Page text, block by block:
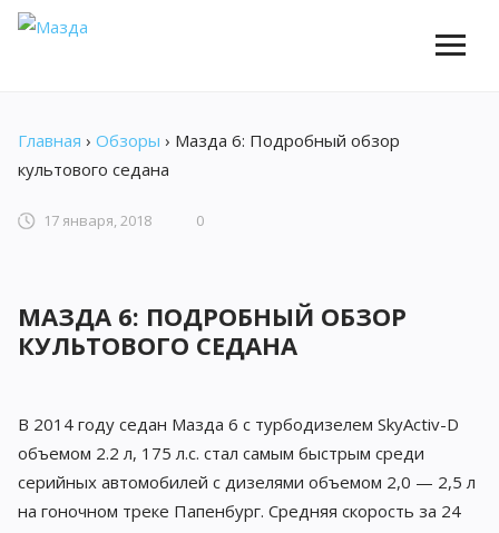
Главная › Обзоры › Мазда 6: Подробный обзор
культового седана
17 января, 2018 0
МАЗДА 6: ПОДРОБНЫЙ ОБЗОР
КУЛЬТОВОГО СЕДАНА
В 2014 году седан Мазда 6 с турбодизелем SkyActiv-D
объемом 2.2 л, 175 л.с. стал самым быстрым среди
серийных автомобилей с дизелями объемом 2,0 — 2,5 л
на гоночном треке Папенбург. Средняя скорость за 24